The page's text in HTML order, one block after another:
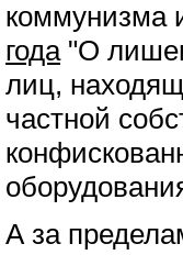
коммунизма
года"О
лиц,
частной
А за